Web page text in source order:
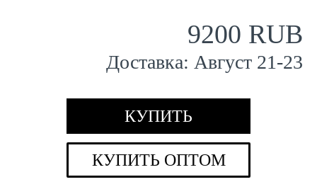
9200 RUB
Доставка: Август 21-23
КУПИТЬ
КУПИТЬ ОПТОМ